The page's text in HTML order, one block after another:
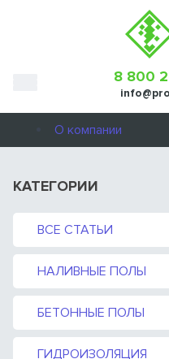
8 800
О компании
КАТЕГОРИИ
ВСЕ СТАТЬИ
НАЛИВНЫЕ ПОЛЫ
БЕТОННЫЕ ПОЛЫ
ГИДРОИЗОЛЯЦИЯ